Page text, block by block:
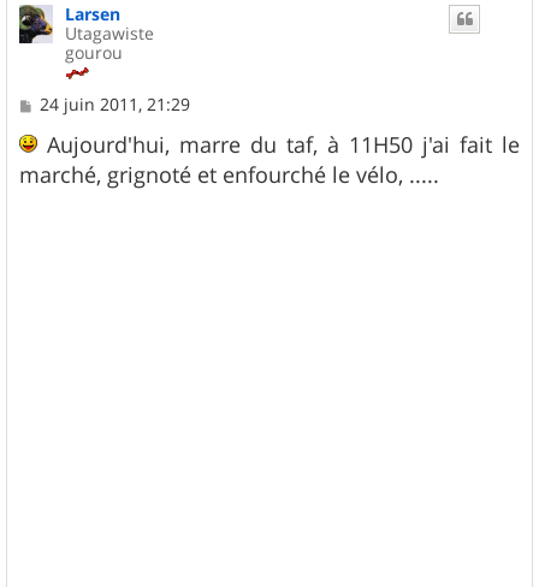
Larsen
Utagawiste
gourou
M
s
a
24 juin 2011, 21:29
Aujourd'hui, marre du taf, à 11H50 j'ai fait le
marché, grignoté et enfourché le vélo, .....